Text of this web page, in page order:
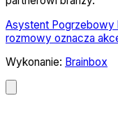
Asystent Pogrzebowy
rozmowy oznacza
Wykonanie: Brainbox